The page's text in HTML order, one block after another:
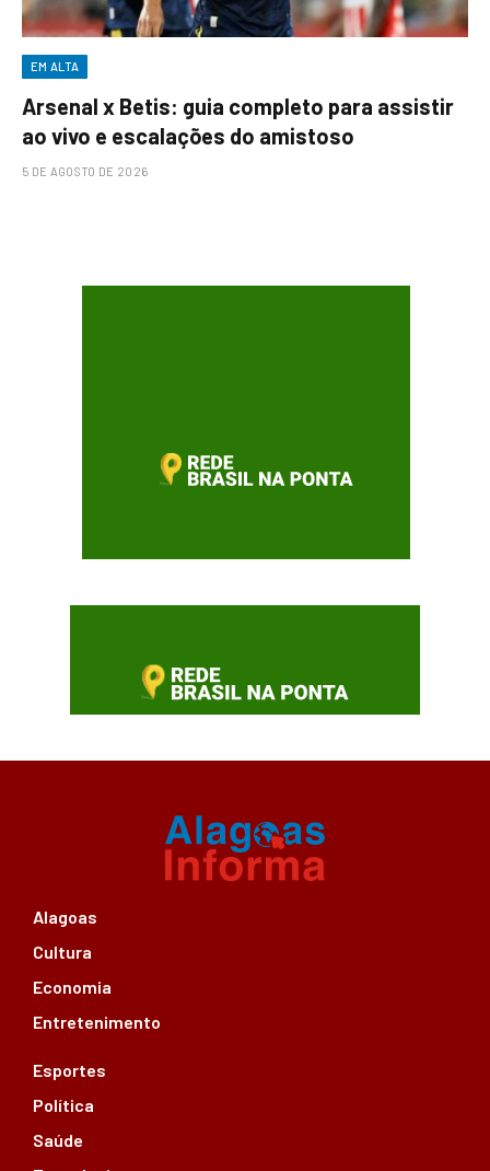
EM ALTA
Arsenal x Betis: guia completo para assistir
ao vivo e escalações do amistoso
5 DE AGOSTO DE 2026
Alagoas
Cultura
Economia
Entretenimento
Esportes
Política
Saúde